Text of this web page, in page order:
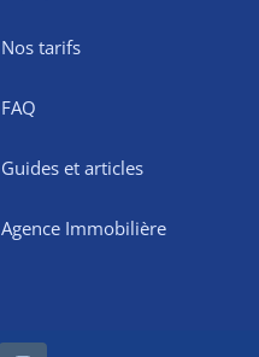
Nos tarifs
FAQ
Guides et articles
Agence Immobilière